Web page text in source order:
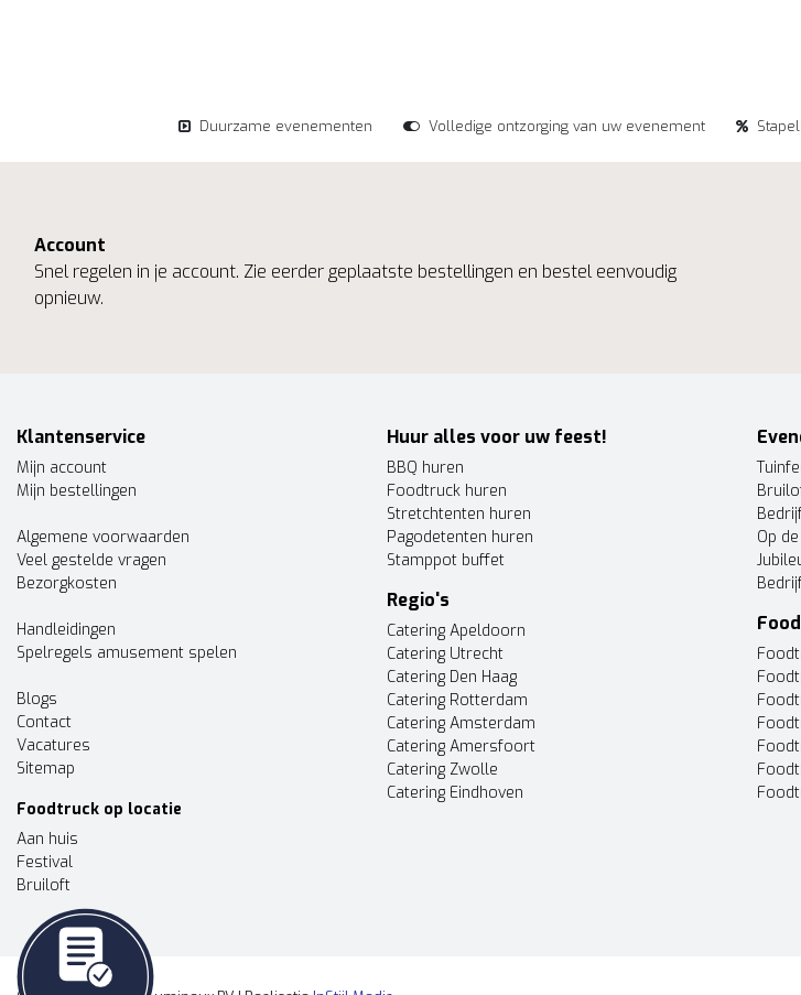
Duurzame evenementen Volledige ontzorging van uw evenement
Account
Snel regelen in je account. Zie eerder geplaatste bestellingen en bestel eenvoudig
opnieuw.
Klantenservice
Mijn account
Mijn bestellingen
Algemene voorwaarden
Veel gestelde vragen
Bezorgkosten
Handleidingen
Spelregels amusement spelen
Blogs
Contact
Vacatures
Sitemap
Foodtruck op locatie
Aan huis
Festival
Bruiloft
Huur alles voor uw feest!
BBQ huren
Foodtruck huren
Stretchtenten huren
Pagodetenten huren
Stamppot buffet
Regio's
Catering Apeldoorn
Catering Utrecht
Catering Den Haag
Catering Rotterdam
Catering Amsterdam
Catering Amersfoort
Catering Zwolle
Catering Eindhoven
Op